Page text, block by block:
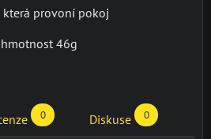
která provoní pokoj
46g
0 Diskuse 0